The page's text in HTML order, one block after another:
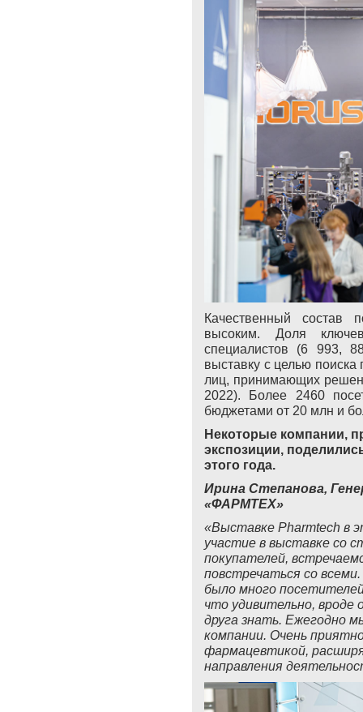
Качественный состав
высоким. Доля
специалистов (6 993,
выставку с целью поиска
лиц, принимающих
2022). Более 2460
бюджетами от 20 млн и
Некоторые компании,
экспозиции,
этого года.
Ирина Степанова,
«ФАРМТЕХ»
«Выставке Pharmtech в
участие в выставке со
покупателей,
повстречаться со
было много
что удивительно, вроде
друга знать. Ежегодно
компании. Очень
фармацевтикой,
направления